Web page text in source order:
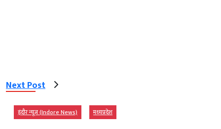
Next Post
इंदौर न्यूज़ (Indore News) मध्‍यप्रदेश